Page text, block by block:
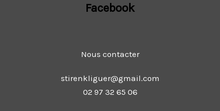
Facebook
Nous contacter
stirenkliguer@gmail.com
02 97 32 65 06